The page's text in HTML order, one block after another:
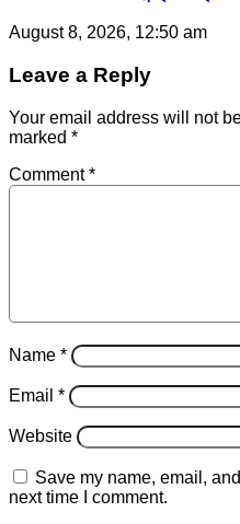
August 8, 2026, 12:50 am
Leave a Reply
Your email address will not
marked *
Comment*
Name *
Email *
Website
Save my name, email,
next time I comment.